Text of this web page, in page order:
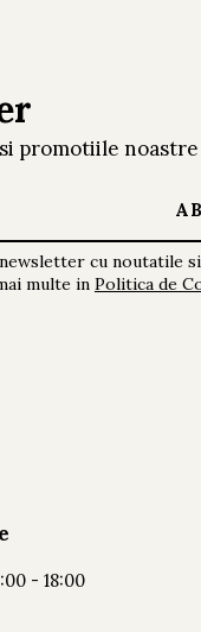
promotiile noastre
cu noutatile
multe in Politica de
- 18:00